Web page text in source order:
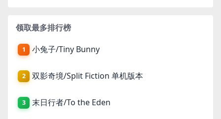
领取最多排行榜
1 小兔子/Tiny Bunny
2 双影奇境/Split Fiction 单机版本
3 末日行者/To the Eden